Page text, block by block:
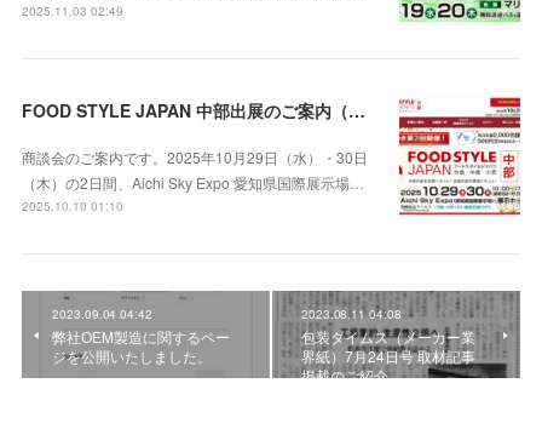
2025.11.03 02:49
FOOD STYLE JAPAN 中部出展のご案内（10月29日・30日 Aichi Sky Expo 愛知県国際展示場）
商談会のご案内です。2025年10月29日（水）・30日
（木）の2日間、Aichi Sky Expo 愛知県国際展示場…
2025.10.10 01:10
2023.09.04 04:42
弊社OEM製造に関するペー
ジを公開いたしました。
2023.08.11 04:08
包装タイムス（メーカー業
界紙）7月24日号 取材記事
掲載のご紹介